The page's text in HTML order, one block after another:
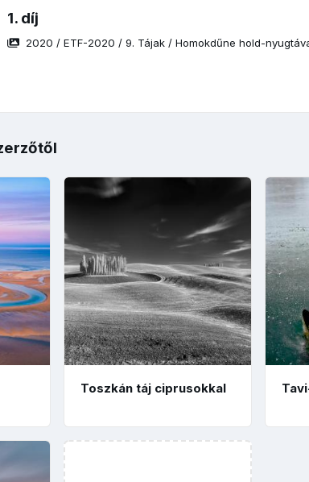
1. díj
2020 / ETF-2020 / 9. Tájak/ Homokdűne hold-
Toszkán táj ciprusokkal